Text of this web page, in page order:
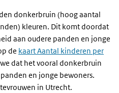
donkerbruin (hoog aantal
kleuren. Dit komt doordat
aan oudere panden en jonge
de kaart Aantal kinderen per
dat het vooral donkerbruin
en jonge bewoners.
in Utrecht.